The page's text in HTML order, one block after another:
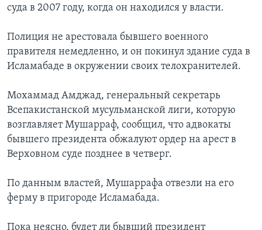
суда в 2007 году, когда он находился у власти.
Полиция не арестовала бывшего военного
правителя немедленно, и он покинул здание суда в
Исламабаде в окружении своих телохранителей.
Мохаммад Амджад, генеральный секретарь
Всепакистанской мусульманской лиги, которую
возглавляет Мушарраф, сообщил, что адвокаты
бывшего президента обжалуют ордер на арест в
Верховном суде позднее в четверг.
По данным властей, Мушаррафа отвезли на его
ферму в пригороде Исламабада.
Пока неясно, будет ли бывший президент